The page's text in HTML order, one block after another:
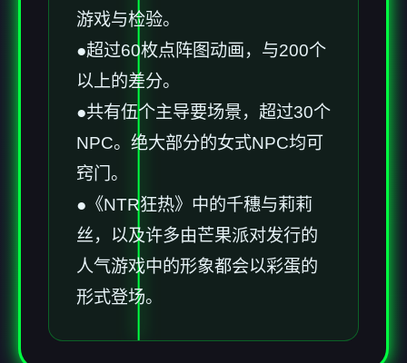
游戏与检验。
●超过60枚点阵图动画，与200个
以上的差分。
●共有伍个主导要场景，超过30个
NPC。绝大部分的女式NPC均可
窍门。
●《NTR狂热》中的千穗与莉莉
丝，以及许多由芒果派对发行的
人气游戏中的形象都会以彩蛋的
形式登场。